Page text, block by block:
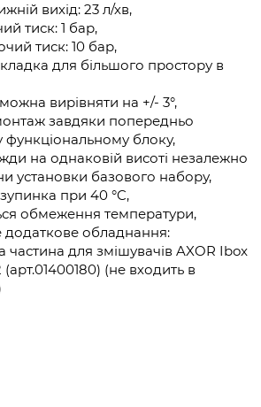
вихід: 23 л/хв,
тиск: 1 бар,
тиск: 10 бар,
для більшого простору в
вирівняти на +/- 3°,
завдяки попередньо
функціональному блоку,
на однаковій висоті незалежно
установки базового набору,
при 40 °C,
обмеження температури,
додаткове обладнання:
частина для змішувачів AXOR Ibox
(не входить в